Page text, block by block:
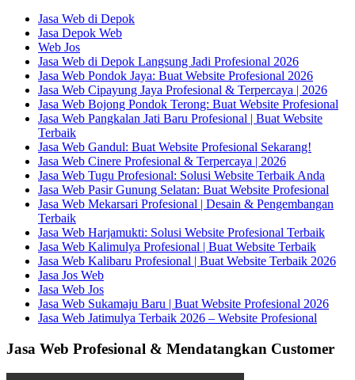
Jasa Web di Depok
Jasa Depok Web
Web Jos
Jasa Web di Depok Langsung Jadi Profesional 2026
Jasa Web Pondok Jaya: Buat Website Profesional 2026
Jasa Web Cipayung Jaya Profesional & Terpercaya | 2026
Jasa Web Bojong Pondok Terong: Buat Website Profesional
Jasa Web Pangkalan Jati Baru Profesional | Buat Website
Terbaik
Jasa Web Gandul: Buat Website Profesional Sekarang!
Jasa Web Cinere Profesional & Terpercaya | 2026
Jasa Web Tugu Profesional: Solusi Website Terbaik Anda
Jasa Web Pasir Gunung Selatan: Buat Website Profesional
Jasa Web Mekarsari Profesional | Desain & Pengembangan
Terbaik
Jasa Web Harjamukti: Solusi Website Profesional Terbaik
Jasa Web Kalimulya Profesional | Buat Website Terbaik
Jasa Web Kalibaru Profesional | Buat Website Terbaik 2026
Jasa Jos Web
Jasa Web Jos
Jasa Web Sukamaju Baru | Buat Website Profesional 2026
Jasa Web Jatimulya Terbaik 2026 – Website Profesional
Jasa Web Profesional & Mendatangkan Customer